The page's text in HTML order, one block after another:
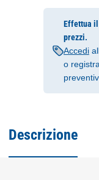
Effettua
prezzi.
Accedi
o
Descrizione